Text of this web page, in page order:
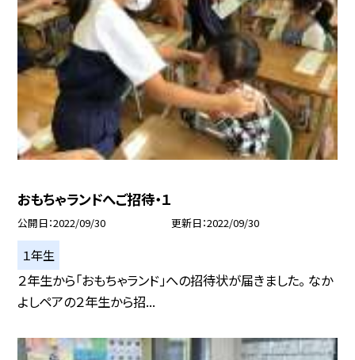
おもちゃランドへご招待・１
公開日 2022/09/30 更新日 2022/09/30
１年生
２年生から「おもちゃランド」への招待状が届きました。 なか
よしペアの２年生から招...